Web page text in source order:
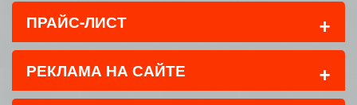
ПРАЙС-ЛИСТ +
РЕКЛАМА НА САЙТЕ +